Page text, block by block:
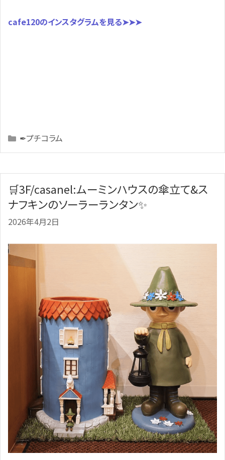
cafe120のインスタグラムを見る➤➤➤
Categories
✒プチコラム
🛒3F/casanel:ムーミンハウスの傘立て&ス
ナフキンのソーラーランタン✨️
2026年4月2日